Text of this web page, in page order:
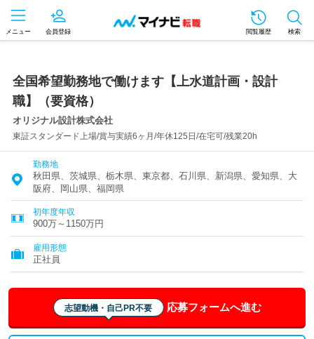
メニュー 会員登録 閲覧履歴 検索
全国希望勤務地で働けます【上水道計画・設計
職】（要資格）
オリジナル設計株式会社
東証スタンダード上場/賞与実績6ヶ月/年休125日/在宅可/残業20h
勤務地
秋田県、茨城県、栃木県、東京都、石川県、新潟県、愛知県、大
阪府、岡山県、福岡県
初年度年収
900万～1150万円
雇用形態
正社員
志望動機・自己PR不要 応募フォームへ進む